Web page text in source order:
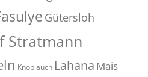
Gütersloh
Stratmann
Knoblauch Lahana Mais